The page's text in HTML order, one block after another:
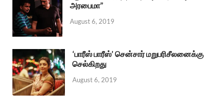
அரபைமா”
August 6, 2019
‘பாரீஸ் பாரீஸ்’ சென்சார் மறுபரிசீலனைக்கு
செல்கிறது
August 6, 2019